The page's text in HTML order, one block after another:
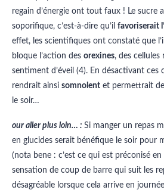
regain d’énergie ont tout faux ! Le sucre
soporifique, c’est-à-dire qu’il favoriserait
effet, les scientifiques ont constaté que
bloque l’action des orexines, des cellules
sentiment d’éveil (4). En désactivant ces
rendrait ainsi somnolent et permettrait
le soir…
our aller plus loin… : Si manger un repas
en glucides serait bénéfique le soir pour
(nota bene : c’est ce qui est préconisé en
sensation de coup de barre qui suit les
désagréable lorsque cela arrive en